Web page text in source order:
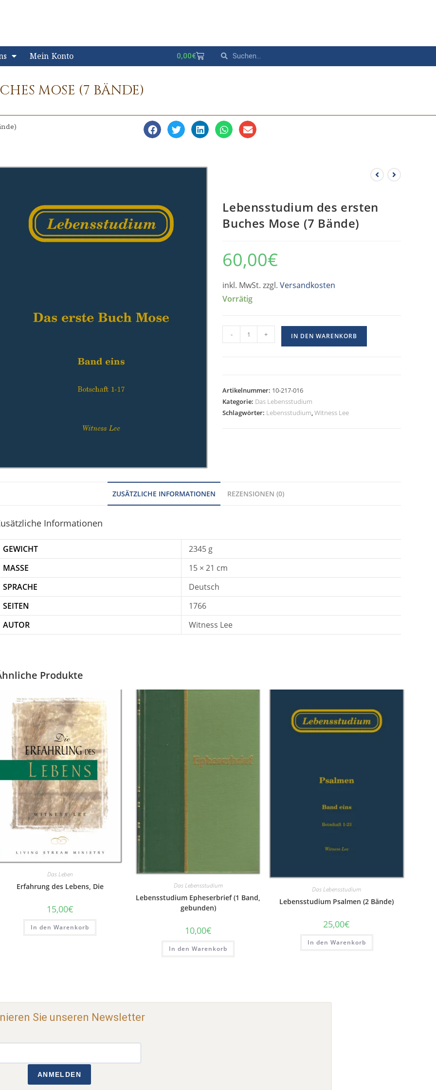
Mein Konto 0,00€
MOSE (7 BÄNDE)
Lebensstudium des ersten
Buches Mose (7 Bände)
60,00€
inkl. MwSt. zzgl.Versandkosten
Vorrätig
- + IN DEN WARENKORB
Artikelnummer: 10-217-016
Kategorie: Das Lebensstudium
Schlagwörter: Lebensstudium,Witness Lee
ZUSÄTZLICHE INFORMATIONEN REZENSIONEN (0)
Informationen
GEWICHT
2345 g
MASSE
15 × 21 cm
SPRACHE
Deutsch
SEITEN
1766
AUTOR
Witness Lee
Produkte
Das Leben
Erfahrung des Lebens, Die
15,00€
In den Warenkorb
Das Lebensstudium
Lebensstudium Epheserbrief (1 Band,
gebunden)
10,00€
In den Warenkorb
Das Lebensstudium
Lebensstudium Psalmen (2 Bände)
25,00€
In den Warenkorb
Sie unseren Newsletter
ANMELDEN